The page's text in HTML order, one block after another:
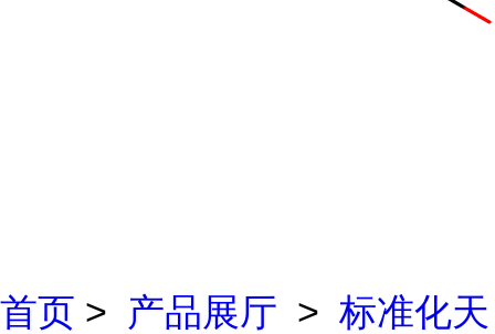
首页 > 产品展厅 > 标准化天